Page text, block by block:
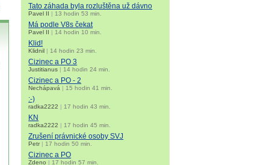
Tato záhada byla rozluštěna už dávno
Pavel II | 13 hodin 53 min.
Má podle V8s čekat
Pavel II | 14 hodin 10 min.
Klid!
Klidnil | 14 hodin 23 min.
Cizinec a PO 3
Justitianus | 14 hodin 24 min.
Cizinec a PO - 2
Nechápavá | 15 hodin 41 min.
:-)
radka2222 | 17 hodin 43 min.
KN
radka2222 | 17 hodin 45 min.
Zrušení právnické osoby SVJ
Petr| 17 hodin 50 min.
Cizinec a PO
Zdeno 17 hodin 57 min.